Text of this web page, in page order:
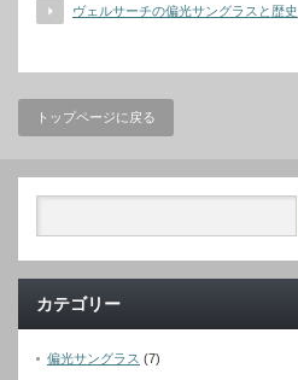
ヴェルサーチの偏光サングラスと歴史
トップページに戻る
カテゴリー
偏光サングラス (7)